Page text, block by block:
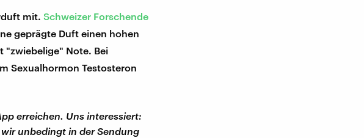
mit.Schweizer Forschende
geprägte Duft einen hohen
"zwiebelige" Note. Bei
Sexualhormon Testosteron
erreichen. Uns interessiert:
unbedingt in der Sendung